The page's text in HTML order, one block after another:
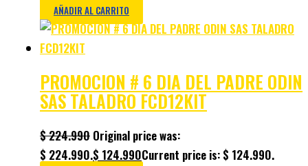
AÑADIR AL CARRITO
PROMOCION # 6 DIA DEL PADRE ODIN
SAS TALADRO FCD12KIT
$224.990 Original price was:
$ 224.990.$ 124.990Current price is: $ 124.990.